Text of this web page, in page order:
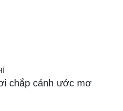
chắp cánh ước mơ